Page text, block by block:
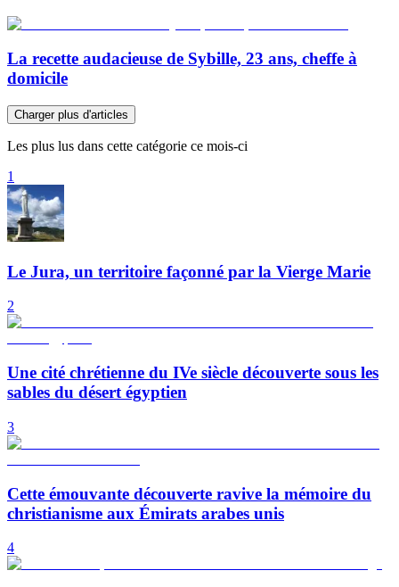
La recette audacieuse de Sybille, 23 ans, cheffe à
domicile
Charger plus d'articles
Les plus lus dans cette catégorie ce mois-ci
1
Le Jura, un territoire façonné par la Vierge Marie
2
Une cité chrétienne du IVe siècle découverte sous les
sables du désert égyptien
3
Cette émouvante découverte ravive la mémoire du
christianisme aux Émirats arabes unis
4